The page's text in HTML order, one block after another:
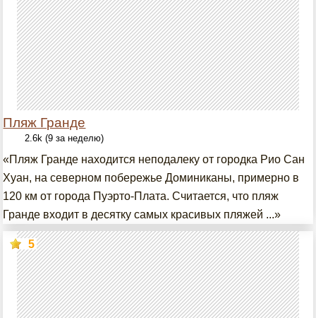
Пляж Гранде
2.6k (9 за неделю)
«Пляж Гранде находится неподалеку от городка Рио Сан
Хуан, на северном побережье Доминиканы, примерно в
120 км от города Пуэрто-Плата. Считается, что пляж
Гранде входит в десятку самых красивых пляжей ...»
5